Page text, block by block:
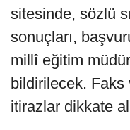
sitesinde, sözlü
sonuçları,
millî eğitim
bildirilecek. Faks
itirazlar dikkate